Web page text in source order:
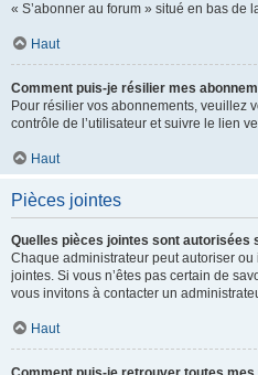
« S’abonner au forum » situé en bas de
Haut
Comment puis-je résilier mes
Pour résilier vos abonnements, veuillez
contrôle de l’utilisateur et suivre le lien
Haut
Pièces jointes
Quelles pièces jointes sont autorisées
Chaque administrateur peut autoriser
jointes. Si vous n’êtes pas certain de
vous invitons à contacter un
Haut